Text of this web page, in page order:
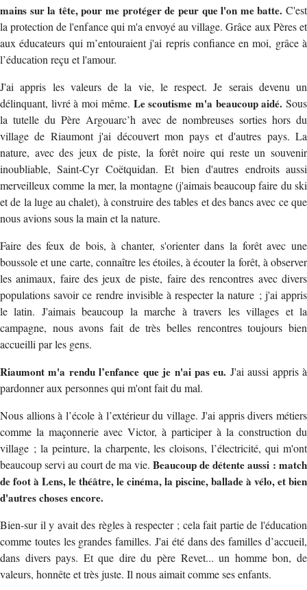
mains sur la tête, pour me protéger de peur que l'on me batte. C'est
la protection de l'enfance qui m'a envoyé au village. Grâce aux Pères et
aux éducateurs qui m’entouraient j'ai repris confiance en moi, grâce à
l’éducation reçu et l'amour.
J'ai appris les valeurs de la vie, le respect. Je serais devenu un
délinquant, livré à moi même. Le scoutisme m'a beaucoup aidé. Sous
la tutelle du Père Argouarc’h avec de nombreuses sorties hors du
village de Riaumont j'ai découvert mon pays et d'autres pays. La
nature, avec des jeux de piste, la forêt noire qui reste un souvenir
inoubliable, Saint-Cyr Coëtquidan. Et bien d'autres endroits aussi
merveilleux comme la mer, la montagne (j'aimais beaucoup faire du ski
et de la luge au chalet), à construire des tables et des bancs avec ce que
nous avions sous la main et la nature.
Faire des feux de bois, à chanter, s'orienter dans la forêt avec une
boussole et une carte, connaître les étoiles, à écouter la forêt, à observer
les animaux, faire des jeux de piste, faire des rencontres avec divers
populations savoir ce rendre invisible à respecter la nature ; j'ai appris
le latin. J'aimais beaucoup la marche à travers les villages et la
campagne, nous avons fait de très belles rencontres toujours bien
accueilli par les gens.
Riaumont m'a rendu l’enfance que je n'ai pas eu. J'ai aussi appris à
pardonner aux personnes qui m'ont fait du mal.
Nous allions à l’école à l’extérieur du village. J'ai appris divers métiers
comme la maçonnerie avec Victor, à participer à la construction du
village ; la peinture, la charpente, les cloisons, l’électricité, qui m'ont
beaucoup servi au court de ma vie. Beaucoup de détente aussi : match
de foot à Lens, le théâtre, le cinéma, la piscine, ballade à vélo, et bien
d'autres choses encore.
Bien-sur il y avait des règles à respecter ; cela fait partie de l'éducation
comme toutes les grandes familles. J'ai été dans des familles d’accueil,
dans divers pays. Et que dire du père Revet... un homme bon, de
valeurs, honnête et très juste. Il nous aimait comme ses enfants.